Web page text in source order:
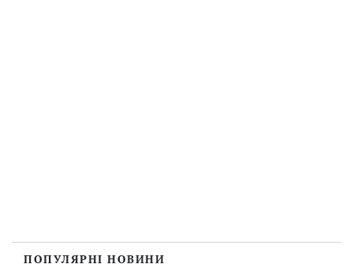
ПОПУЛЯРНІ НОВИНИ